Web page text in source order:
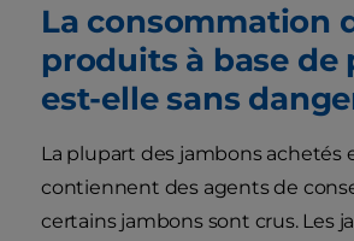
La consommation
produits à base de
est-elle sans
La plupart des jambons achetés
contiennent des agents de
certains jambons sont crus. Les